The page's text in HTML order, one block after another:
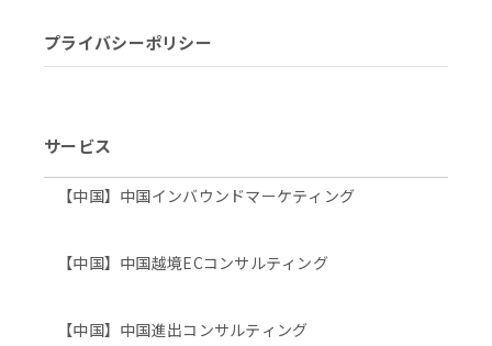
プライバシーポリシー
サービス
【中国】中国インバウンドマーケティング
【中国】中国越境ECコンサルティング
【中国】中国進出コンサルティング